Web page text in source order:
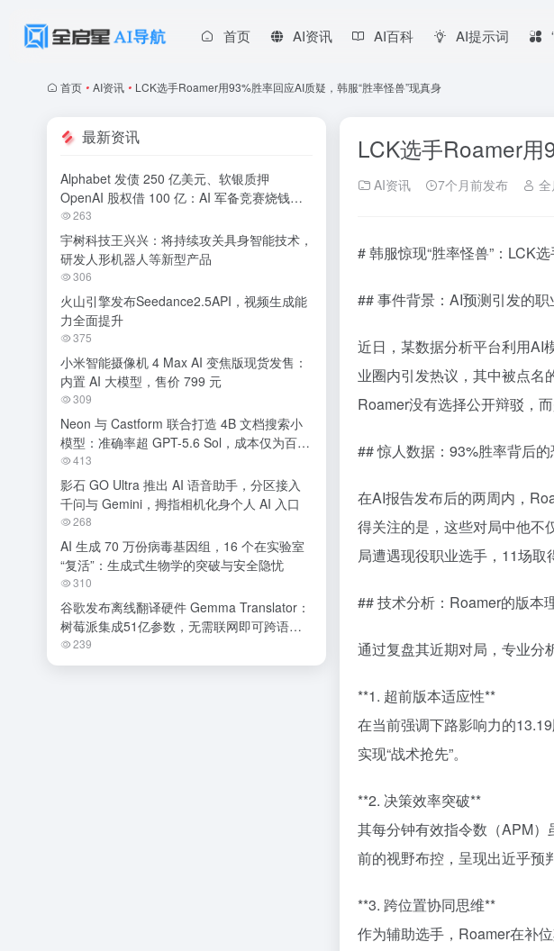
首页 AI资讯 AI百科 AI提示词
首页 • AI资讯 • LCK选手Roamer用93%胜率回应AI质疑，韩服“胜率怪兽”现真身
LCK选手Roamer用
AI资讯 7个月前发布
# 韩服惊现“胜率怪兽”：LCK
## 事件背景：AI预测引发的职
近日，某数据分析平台利用AI
业圈内引发热议，其中被点名
Roamer没有选择公开辩驳，
## 惊人数据：93%胜率背后
在AI报告发布后的两周内，
得关注的是，这些对局中他不
局遭遇现役职业选手，11场取
## 技术分析：Roamer的版本
通过复盘其近期对局，专业分
**1. 超前版本适应性**
在当前强调下路影响力的
实现“战术抢先”。
**2. 决策效率突破**
其每分钟有效指令数（APM
前的视野布控，呈现出近乎预
**3. 跨位置协同思维**
作为辅助选手，Roamer在补
最新资讯
Alphabet 发债 250 亿美元、软银质押
OpenAI 股权借 100 亿：AI 军备竞赛烧钱无
休止
263
宇树科技王兴兴：将持续攻关具身智能技术，
研发人形机器人等新型产品
306
火山引擎发布Seedance2.5API，视频生成能
力全面提升
375
小米智能摄像机 4 Max AI 变焦版现货发售：
内置 AI 大模型，售价 799 元
309
Neon 与 Castform 联合打造 4B 文档搜索小
模型：准确率超 GPT-5.6 Sol，成本仅为百分
之一413
影石 GO Ultra 推出 AI 语音助手，分区接入
千问与 Gemini，拇指相机化身个人 AI 入口
268
AI 生成 70 万份病毒基因组，16 个在实验室
“复活”：生成式生物学的突破与安全隐忧
310
谷歌发布离线翻译硬件 Gemma Translator：
树莓派集成51亿参数，无需联网即可跨语种
交流
239